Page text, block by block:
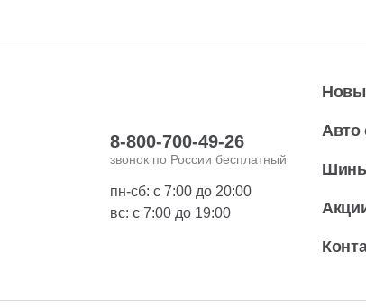
8-800-700-49-26
звонок по России бесплатный
пн-сб: с 7:00 до 20:00
вс: с 7:00 до 19:00
Авто